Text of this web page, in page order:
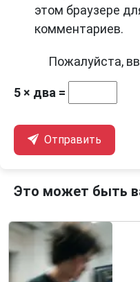
этом браузере
комментариев.
Пожалуйста,
5 × два =
Отправить
Это может быть